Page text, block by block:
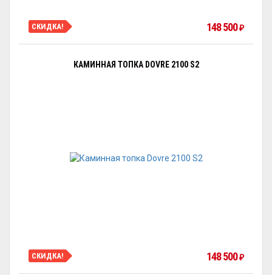
СКИДКА! 148 500₽
КАМИННАЯ ТОПКА DOVRE 2100 S2
СКИДКА! 148 500₽